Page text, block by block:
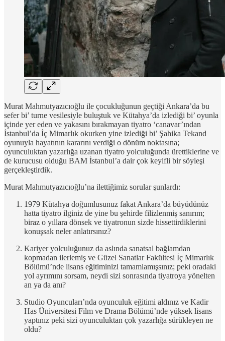
Murat Mahmutyazıcıoğlu ile çocukluğunun geçtiği Ankara’da bu
sefer bi’ turne vesilesiyle buluştuk ve Kütahya’da izlediği bi’ oyunla
içinde yer eden ve yakasını bırakmayan tiyatro ‘canavar’ından
İstanbul’da İç Mimarlık okurken yine izlediği bi’ Şahika Tekand
oyunuyla hayatının kararını verdiği o dönüm noktasına;
oyunculuktan yazarlığa uzanan tiyatro yolculuğunda ürettiklerine ve
de kurucusu olduğu BAM İstanbul’a dair çok keyifli bir söyleşi
gerçekleştirdik.
Murat Mahmutyazıcıoğlu’na ilettiğimiz sorular şunlardı:
1979 Kütahya doğumlusunuz fakat Ankara’da büyüdünüz
hatta tiyatro ilginiz de yine bu şehirde filizlenmiş sanırım;
biraz o yıllara dönsek ve tiyatronun sizde hissettirdiklerini
konuşsak neler anlatırsınız?
Kariyer yolculuğunuz da aslında sanatsal bağlamdan
kopmadan ilerlemiş ve Güzel Sanatlar Fakültesi İç Mimarlık
Bölümü’nde lisans eğitiminizi tamamlamışsınız; peki oradaki
yol ayrımını sorsam, neydi sizi sonrasında tiyatroya yönelten
an ya da anı?
Studio Oyuncuları’nda oyunculuk eğitimi aldınız ve Kadir
Has Üniversitesi Film ve Drama Bölümü’nde yüksek lisans
yaptınız peki sizi oyunculuktan çok yazarlığa sürükleyen ne
oldu?